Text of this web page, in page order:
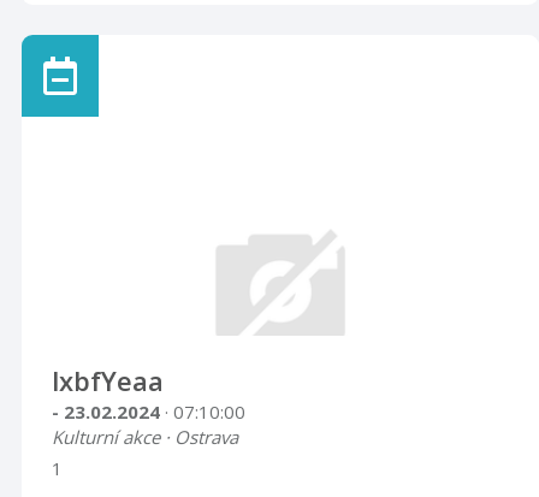
lxbfYeaa
- 23.02.2024 · 07:10:00
Kulturní akce · Ostrava
1